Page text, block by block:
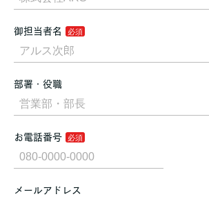
御担当者名
部署・役職
お電話番号
メールアドレス